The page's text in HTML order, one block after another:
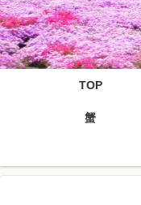
TOP
蟹